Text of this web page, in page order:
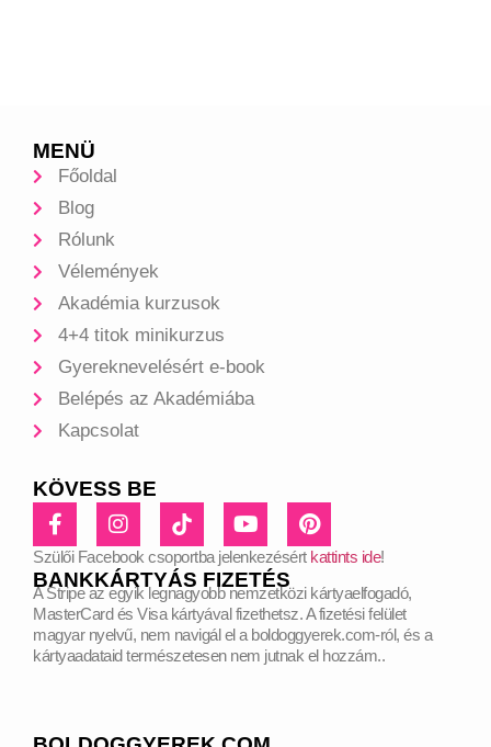
MENÜ
Főoldal
Blog
Rólunk
Vélemények
Akadémia kurzusok
4+4 titok minikurzus
Gyereknevelésért e-book
Belépés az Akadémiába
Kapcsolat
KÖVESS BE
Szülői Facebook csoportba jelenkezésért kattints ide!
BANKKÁRTYÁS FIZETÉS
A Stripe az egyik legnagyobb nemzetközi kártyaelfogadó,
MasterCard és Visa kártyával fizethetsz. A fizetési felület
magyar nyelvű, nem navigál el a boldoggyerek.com-ról, és a
kártyaadataid természetesen nem jutnak el hozzám..